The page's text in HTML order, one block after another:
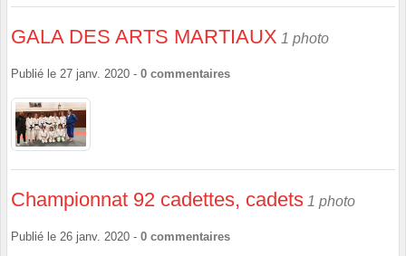
GALA DES ARTS MARTIAUX 1 photo
Publié le 27 janv. 2020 - 0 commentaires
Championnat 92 cadettes, cadets 1 photo
Publié le 26 janv. 2020 - 0 commentaires